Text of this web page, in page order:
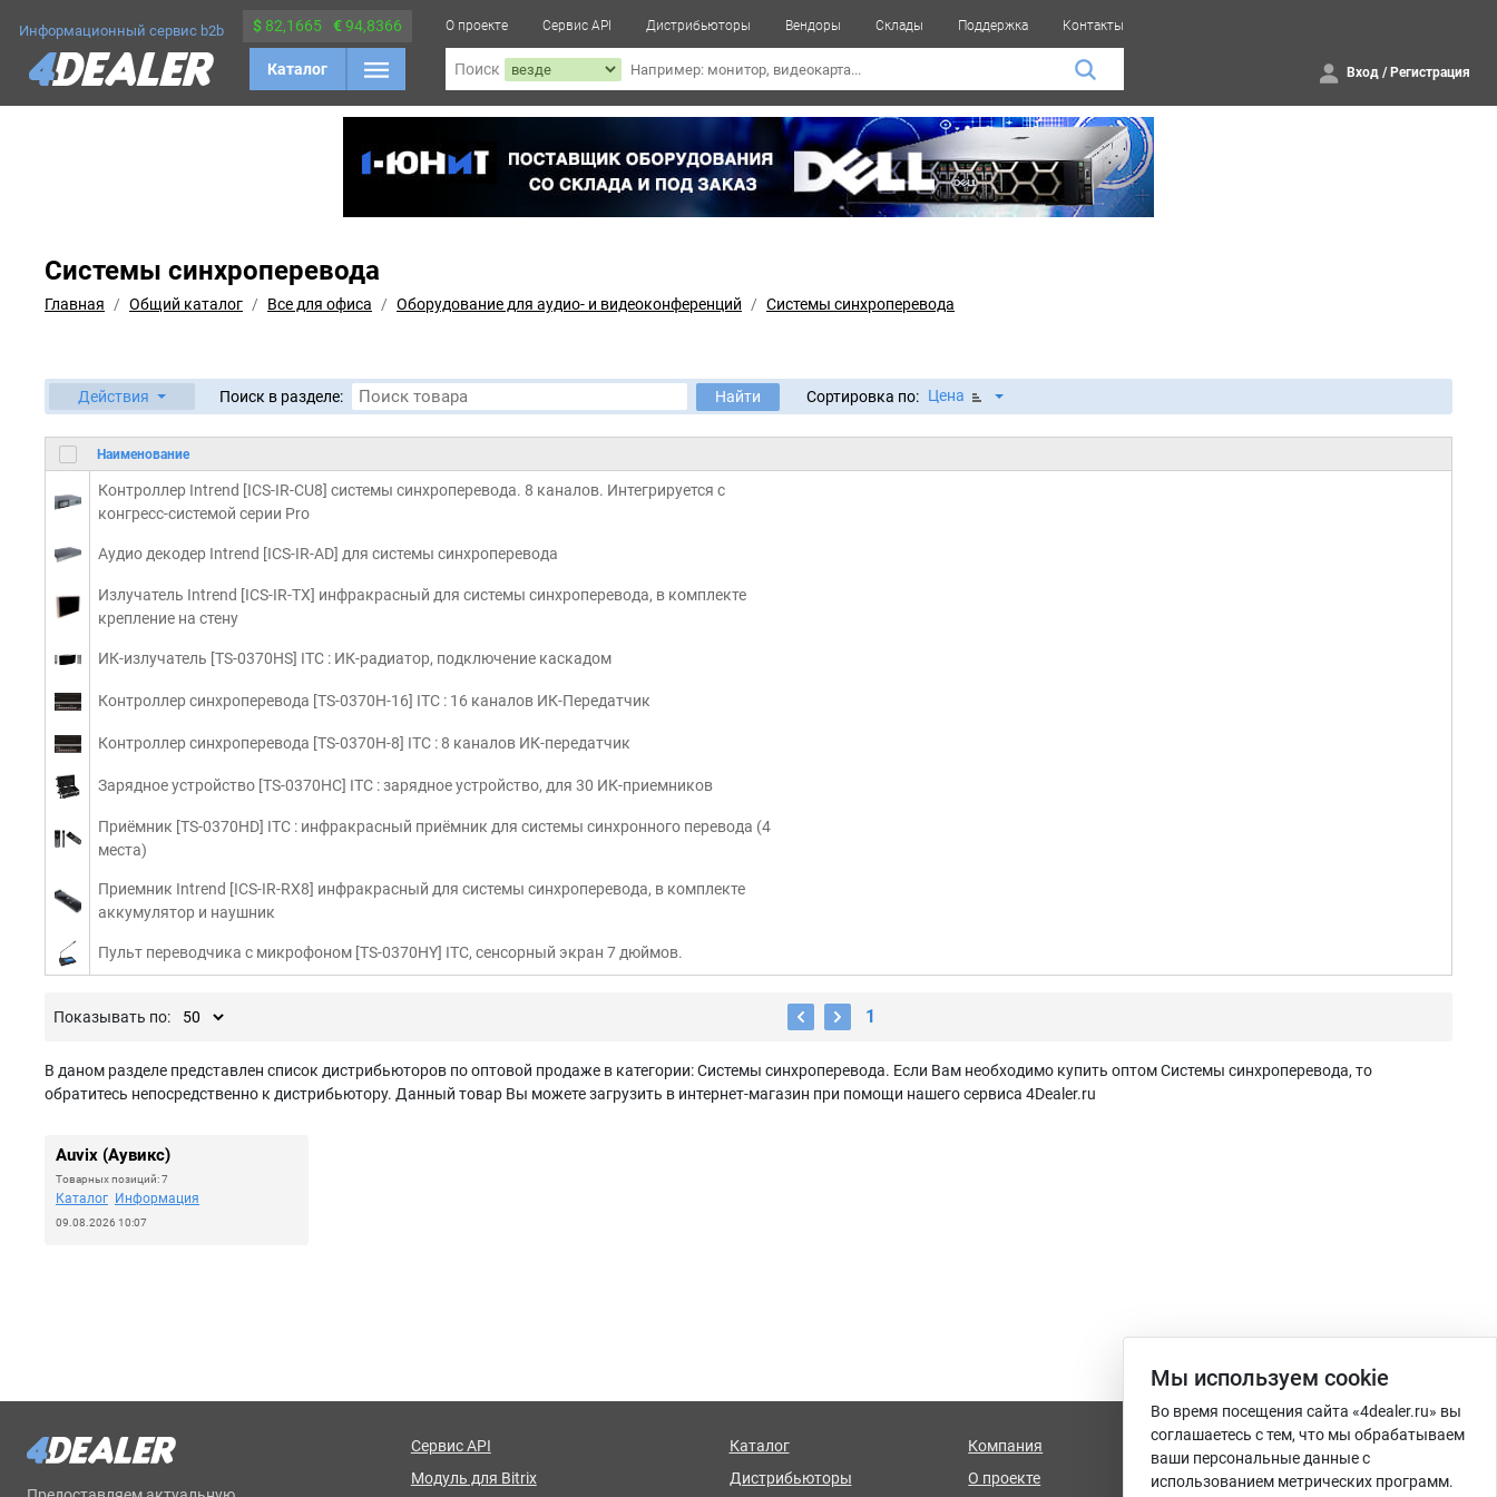
Информационный сервис b2b $ 82,1665 €94,8366
Каталог
О проекте Сервис API Дистрибьюторы Вендоры Склады Поддержка Контакты
Поиск Вход / Регистрация
Системы синхроперевода
Главная Общий каталог Все для офиса Оборудование для аудио- и видеоконференций Системы синхроперевода
Действия Поиск в разделе: Найти Сортировка по: Цена
Наименование
Контроллер Intrend [ICS-IR-CU8] системы синхроперевода. 8 каналов. Интегрируется с
конгресс-системой серии Pro
Аудио декодер Intrend [ICS-IR-AD] для системы синхроперевода
Излучатель Intrend [ICS-IR-TX] инфракрасный для системы синхроперевода, в комплекте
крепление на стену
ИК-излучатель [TS-0370HS] ITC : ИК-радиатор, подключение каскадом
Контроллер синхроперевода [TS-0370H-16] ITC : 16 каналов ИК-Передатчик
Контроллер синхроперевода [TS-0370H-8] ITC : 8 каналов ИК-передатчик
Зарядное устройство [TS-0370HC] ITC : зарядное устройство, для 30 ИК-приемников
Приёмник [TS-0370HD] ITC : инфракрасный приёмник для системы синхронного перевода (4
места)
Приемник Intrend [ICS-IR-RX8] инфракрасный для системы синхроперевода, в комплекте
аккумулятор и наушник
Пульт переводчика с микрофоном [TS-0370HY] ITC, сенсорный экран 7 дюймов.
Показывать по: 1
В даном разделе представлен список дистрибьюторов по оптовой продаже в категории: Системы синхроперевода. Если Вам необходимо купить оптом Системы синхроперевода, то
обратитесь непосредственно к дистрибьютору. Данный товар Вы можете загрузить в интернет-магазин при помощи нашего сервиса 4Dealer.ru
Auvix (Аувикс)
Товарных позиций: 7
Каталог Информация
09.08.2026 10:07
Сервис API
Модуль для Bitrix
Каталог
Дистрибьюторы
Компания
О проекте
info@4dealer.ru
Калининград, ул. Комсомольская,
Мы используем сookie
Во время посещения сайта «4dealer.ru» вы
соглашаетесь с тем, что мы обрабатываем
ваши персональные данные с
использованием метрических программ.